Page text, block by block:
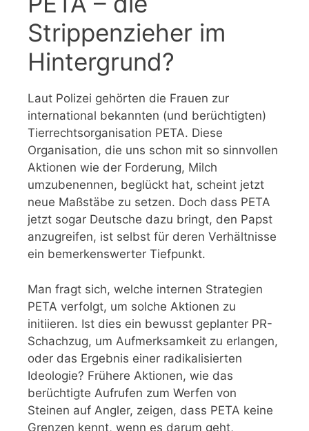
Strippenzieher im
Hintergrund?
Laut Polizei gehörten die Frauen zur
international bekannten (und berüchtigten)
Tierrechtsorganisation PETA. Diese
Organisation, die uns schon mit so sinnvollen
Aktionen wie der Forderung, Milch
umzubenennen, beglückt hat, scheint jetzt
neue Maßstäbe zu setzen. Doch dass PETA
jetzt sogar Deutsche dazu bringt, den Papst
anzugreifen, ist selbst für deren Verhältnisse
ein bemerkenswerter Tiefpunkt.
Man fragt sich, welche internen Strategien
PETA verfolgt, um solche Aktionen zu
initiieren. Ist dies ein bewusst geplanter PR-
Schachzug, um Aufmerksamkeit zu erlangen,
oder das Ergebnis einer radikalisierten
Ideologie? Frühere Aktionen, wie das
berüchtigte Aufrufen zum Werfen von
Steinen auf Angler, zeigen, dass PETA keine
Grenzen kennt, wenn es darum geht,